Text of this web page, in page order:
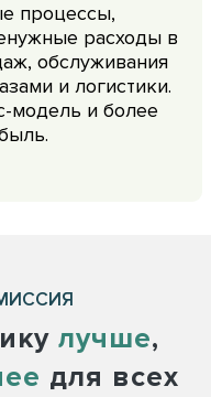
процессы,
расходы в
обслуживания
и логистики.
модель и более
лучше,
для всех